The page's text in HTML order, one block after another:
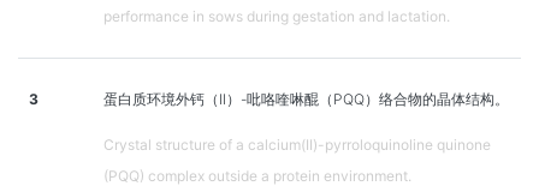
performance in sows during gestation and lactation.
3 蛋白质环境外钙（II）-吡咯喹啉醌（PQQ）络合物的晶体结构。
Crystal structure of a calcium(II)-pyrroloquinoline quinone
(PQQ) complex outside a protein environment.